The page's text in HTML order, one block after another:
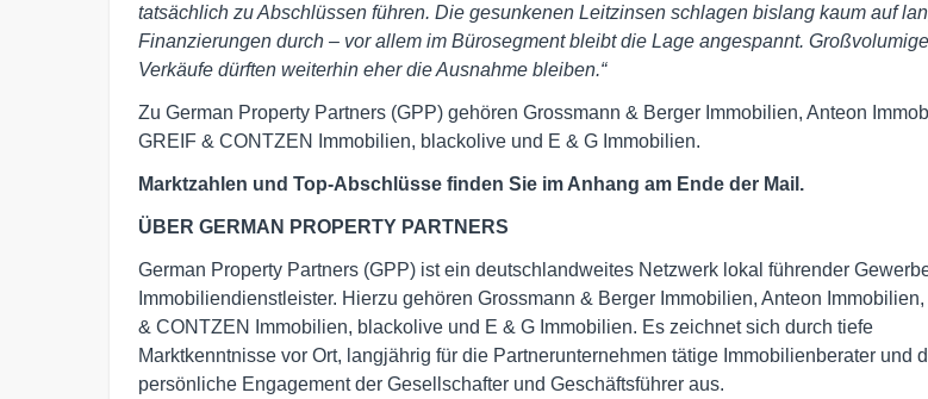
tatsächlich zu Abschlüssen führen. Die gesunkenen Leitzinsen schlagen bislang kaum auf
Finanzierungen durch – vor allem im Bürosegment bleibt die Lage angespannt. Großvolumige
Verkäufe dürften weiterhin eher die Ausnahme bleiben.“
Zu German Property Partners (GPP) gehören Grossmann & Berger Immobilien, Anteon
GREIF & CONTZEN Immobilien, blackolive und E & G Immobilien.
Marktzahlen und Top-Abschlüsse finden Sie im Anhang am Ende der Mail.
ÜBER GERMAN PROPERTY PARTNERS
German Property Partners (GPP) ist ein deutschlandweites Netzwerk lokal führender
Immobiliendienstleister. Hierzu gehören Grossmann & Berger Immobilien, Anteon
& CONTZEN Immobilien, blackolive und E & G Immobilien. Es zeichnet sich durch tiefe
Marktkenntnisse vor Ort, langjährig für die Partnerunternehmen tätige Immobilienberater und
persönliche Engagement der Gesellschafter und Geschäftsführer aus.